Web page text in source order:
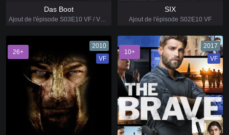
Das Boot
Ajout de l'épisode S03E10 VF / VOSTFR
SIX
Ajout de l'épisode S02E10 VF
26+
2010
VF
10+
2017
VF